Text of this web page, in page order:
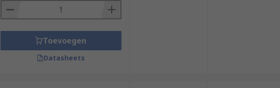
Toevoegen
Datasheets